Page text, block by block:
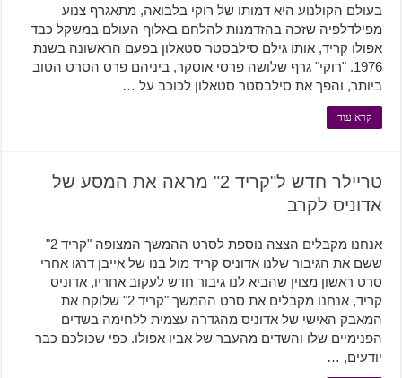
בעולם הקולנוע היא דמותו של רוקי בלבואה, מתאגרף צנוע
מפילדלפיה שזכה בהזדמנות להלחם באלוף העולם במשקל כבד
אפולו קריד, אותו גילם סילבסטר סטאלון בפעם הראשונה בשנת
1976. "רוקי" גרף שלושה פרסי אוסקר, ביניהם פרס הסרט הטוב
ביותר, והפך את סילבסטר סטאלון לכוכב על …
קרא עוד
טריילר חדש ל"קריד 2" מראה את המסע של
אדוניס לקרב
אנחנו מקבלים הצצה נוספת לסרט ההמשך המצופה "קריד 2"
ששם את הגיבור שלנו אדוניס קריד מול בנו של אייבן דרגו אחרי
סרט ראשון מצוין שהביא לנו גיבור חדש לעקוב אחריו, אדוניס
קריד, אנחנו מקבלים את סרט ההמשך "קריד 2" שלוקח את
המאבק האישי של אדוניס מהגדרה עצמית ללחימה בשדים
הפנימיים שלו והשדים מהעבר של אביו אפולו. כפי שכולכם כבר
יודעים, …